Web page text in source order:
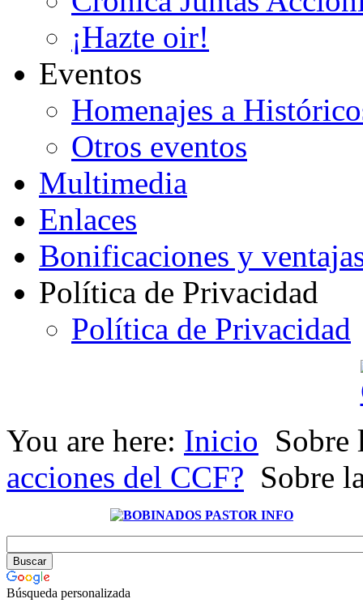
¡Hazte oir!
Eventos
Homenajes a
Otros eventos
Multimedia
Enlaces
Bonificaciones y
Política de Privacidad
Política de Privacidad
You are here: Inicio Sobre
acciones del CCF? Sobre
Búsqueda personalizada